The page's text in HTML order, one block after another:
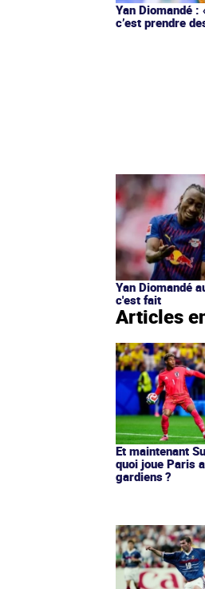
Yan Diomandé :
c’est prendre
Yan Diomandé
c'est fait
Articles
Et maintenant
quoi joue Paris
gardiens ?